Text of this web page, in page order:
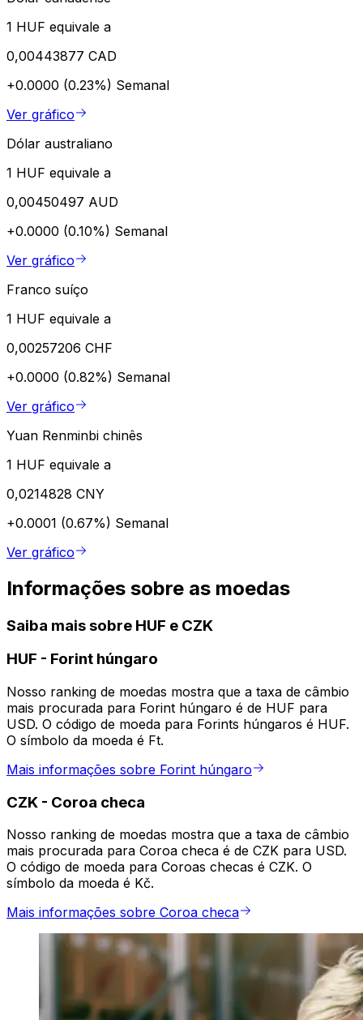
1 HUF equivale a
0,00443877 CAD
+0.0000 (0.23%) Semanal
Ver gráfico
Dólar australiano
1 HUF equivale a
0,00450497 AUD
+0.0000 (0.10%) Semanal
Ver gráfico
Franco suíço
1 HUF equivale a
0,00257206 CHF
+0.0000 (0.82%) Semanal
Ver gráfico
Yuan Renminbi chinês
1 HUF equivale a
0,0214828 CNY
+0.0001 (0.67%) Semanal
Ver gráfico
Informações sobre as moedas
Saiba mais sobre HUF e CZK
HUF - Forint húngaro
Nosso ranking de moedas mostra que a taxa de câmbio
mais procurada para Forint húngaro é de HUF para
USD. O código de moeda para Forints húngaros é HUF.
O símbolo da moeda é Ft.
Mais informações sobre Forint húngaro
CZK - Coroa checa
Nosso ranking de moedas mostra que a taxa de câmbio
mais procurada para Coroa checa é de CZK para USD.
O código de moeda para Coroas checas é CZK. O
símbolo da moeda é Kč.
Mais informações sobre Coroa checa